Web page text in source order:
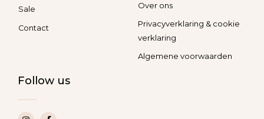
Sale
Contact
Over ons
Privacyverklaring & cookie
verklaring
Algemene voorwaarden
Follow us
I F